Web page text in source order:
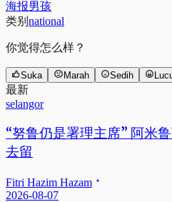
海报男孩
类别 national
你觉得怎么样？
Suka Marah Sedih
最新
selangor
“努鲁仍是署理主席” 阿米
去留
Fitri Hazim Hazam
2026-08-07